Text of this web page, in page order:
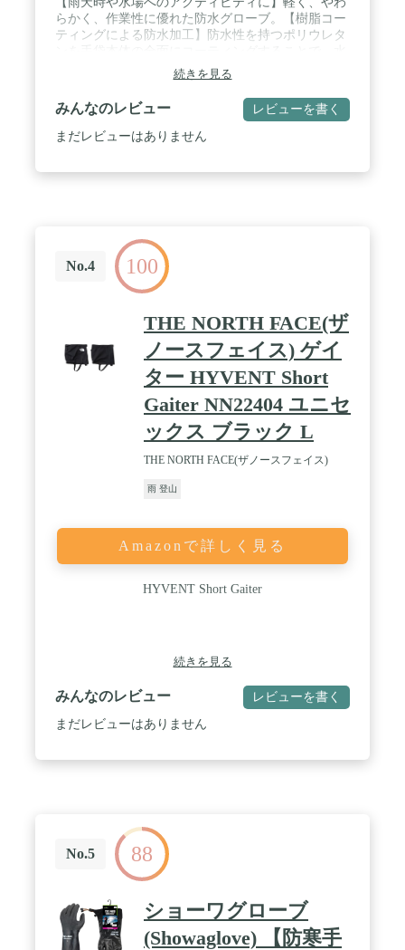
らかく、作業性に優れた防水グローブ。【樹脂コー
ティングによる防水加工】防水性を持つポリウレタ
の浸入を防ぎます。【透湿性と防水性を両立】汗な
どの湿気を手袋外部に放出する特殊樹脂コーティン
グによりムレを軽減します。 / 【コンパクトで持ち
運びやすい】製品の特長を活かしてコンパクトに収
納できます。 / 素材:(樹脂部)ポリウレタン;(繊維部)
続きを見る
みんなのレビュー レビューを書く
まだレビューはありません
No.4 100
THE NORTH FACE(ザ
ノースフェイス) ゲイ
ター HYVENT Short
Gaiter NN22404 ユニセ
ックス ブラック L
THE NORTH FACE(ザノースフェイス)
雨 登山
Amazonで詳しく見る
HYVENT Short Gaiter
続きを見る
みんなのレビュー レビューを書く
まだレビューはありません
No.5 88
ショーワグローブ
(Showaglove) 【防寒手